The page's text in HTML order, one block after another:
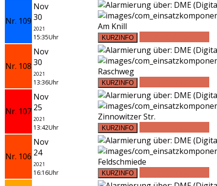
Nr. 109
Nov
30
2021
15:35Uhr
Am Knill
Nr. 108
Nov
30
2021
13:36Uhr
Raschweg
Nr. 107
Nov
25
2021
13:42Uhr
Zinnowitzer Str.
Nr. 106
Nov
24
2021
16:16Uhr
Feldschmiede